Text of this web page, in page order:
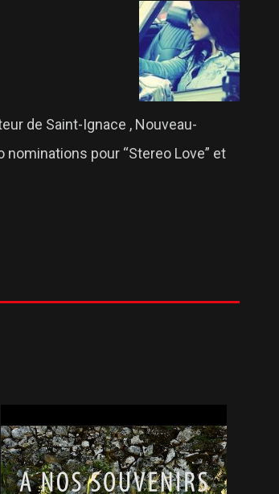
de Saint-Ignace , Nouveau-
nominations pour “Stereo Love” et